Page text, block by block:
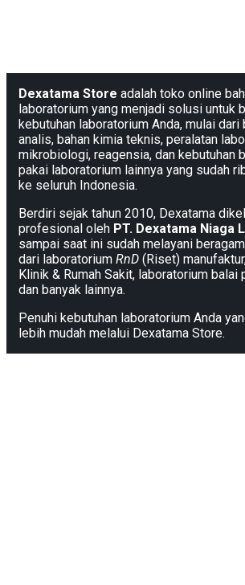
Dexatama Store adalah toko online
laboratorium yang menjadi solusi untuk
kebutuhan laboratorium Anda, mulai dari
analis, bahan kimia teknis, peralatan
mikrobiologi, reagensia, dan kebutuhan
pakai laboratorium lainnya yang sudah
ke seluruh Indonesia.
Berdiri sejak tahun 2010, Dexatama
profesional oleh PT. Dexatama Niaga
sampai saat ini sudah melayani
dari laboratorium RnD (Riset)
Klinik & Rumah Sakit, laboratorium balai
dan banyak lainnya.
Penuhi kebutuhan laboratorium Anda
lebih mudah melalui Dexatama Store.